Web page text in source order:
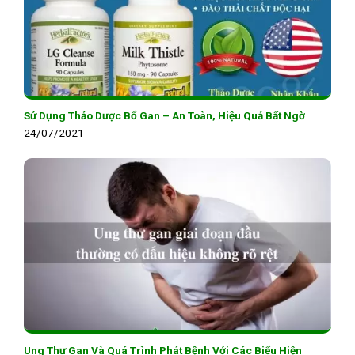
Sử Dụng Thảo Dược Bổ Gan – An Toàn, Hiệu Quả Bất Ngờ
24/07/2021
Ung Thư Gan Và Quá Trình Phát Bệnh Với Các Biểu Hiện